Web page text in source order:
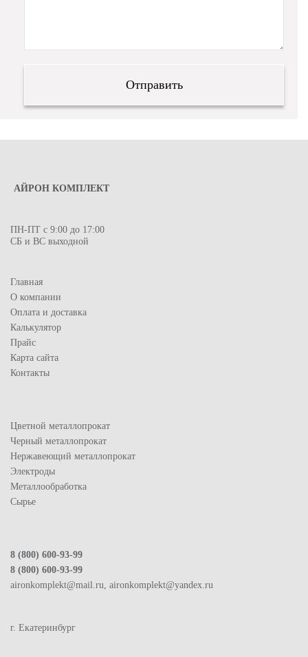
АЙРОН КОМПЛЕКТ
ПН-ПТ с 9:00 до 17:00
СБ и ВС выходной
Главная
О компании
Оплата и доставка
Калькулятор
Прайс
Карта сайта
Контакты
Цветной металлопрокат
Черный металлопрокат
Нержавеющий металлопрокат
Электроды
Металлообработка
Сырье
8 (800) 600-93-99
8 (800) 600-93-99
aironkomplekt@mail.ru, aironkomplekt@yandex.ru
г. Екатеринбург